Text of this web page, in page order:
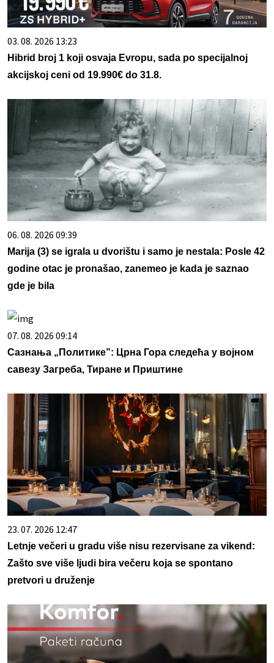
03. 08. 2026 13:23
Hibrid broj 1 koji osvaja Evropu, sada po specijalnoj
akcijskoj ceni od 19.990€ do 31.8.
06. 08. 2026 09:39
Marija (3) se igrala u dvorištu i samo je nestala: Posle 42
godine otac je pronašao, zanemeo je kada je saznao
gde je bila
07. 08. 2026 09:14
Сазнања „Политике”: Црна Гора следећа у војном
савезу Загреба, Тиране и Приштине
23. 07. 2026 12:47
Letnje večeri u gradu više nisu rezervisane za vikend:
Zašto sve više ljudi bira večeru koja se spontano
pretvori u druženje